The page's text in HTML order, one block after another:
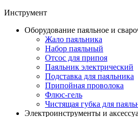
Инструмент
Оборудование паяльное и
Жало паяльника
Набор паяльный
Отсос для припоя
Паяльник электрический
Подставка для паяльника
Припойная проволока
Флюс-гель
Чистящая губка для
Электроинструменты и